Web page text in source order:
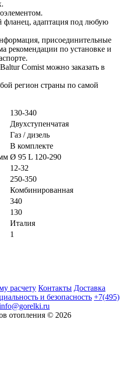
адаптация под любую
присоединительные
рекомендации по установке и
Comist можно заказать в
регион страны по самой
130-340
Двухступенчатая
Газ / дизель
В комплекте
Ø 95 L 120-290
12-32
250-350
Комбинированная
340
130
Италия
1
расчету Контакты Доставка
и безопасность +7(495)
отопления © 2026